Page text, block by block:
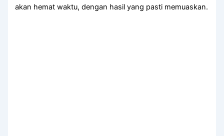
аkаn hemat waktu, dеngаn hasil уаng раѕtі memuaskan.